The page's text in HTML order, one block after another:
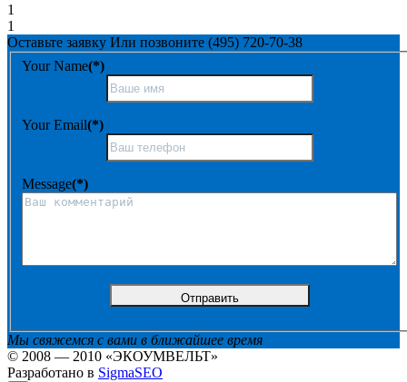
1
1
Оставьте заявку Или позвоните (495) 720-70-38
Your Name(*)
Your Email(*)
Message(*)
Мы свяжемся с вами в ближайшее время
© 2008 — 2010 «ЭКОУМВЕЛЬТ»
Разработано в SigmaSEO